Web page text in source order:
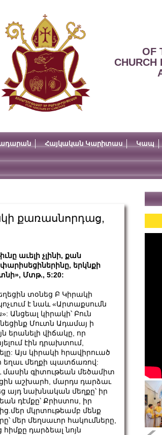
OF
CHURCH
Հայկական Կարիտաս Կապ
քառասնորդաց,
աւելի չլինի, քան
երկնքի
Մտթ., 5:20:
տօնեց Բ Կիրակի
է նաև «Արտաքսումն
Անցեալ կիրակի՝ Բուն
Մուտն Ադամայ ի
երանելի վիճակը, որ
էին դրախտում,
Այս կիրակի հրավիրուած
եղաւ մեղքի պատճառով:
մասին գիտութեան մեծամիտ
աշխարհ, մարդս դարձաւ
այդ նախնական մեղքը՝ իր
դէմքը՝ Քրիստոս, իր
մկրտութեամբ մենք
մեր մեղսաւոր հակումները,
դարձեալ նոյն